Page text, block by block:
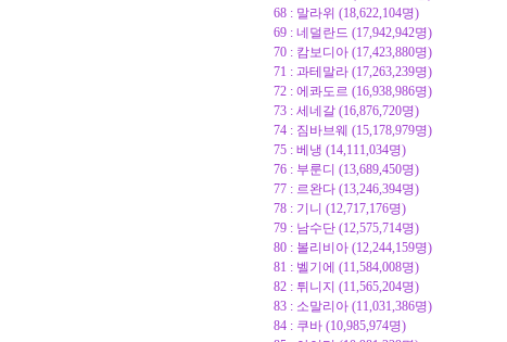
68 : 말라위 (18,622,104명)
69 : 네덜란드 (17,942,942명)
70 : 캄보디아 (17,423,880명)
71 : 과테말라 (17,263,239명)
72 : 에콰도르 (16,938,986명)
73 : 세네갈 (16,876,720명)
74 : 짐바브웨 (15,178,979명)
75 : 베냉 (14,111,034명)
76 : 부룬디 (13,689,450명)
77 : 르완다 (13,246,394명)
78 : 기니 (12,717,176명)
79 : 남수단 (12,575,714명)
80 : 볼리비아 (12,244,159명)
81 : 벨기에 (11,584,008명)
82 : 튀니지 (11,565,204명)
83 : 소말리아 (11,031,386명)
84 : 쿠바 (10,985,974명)